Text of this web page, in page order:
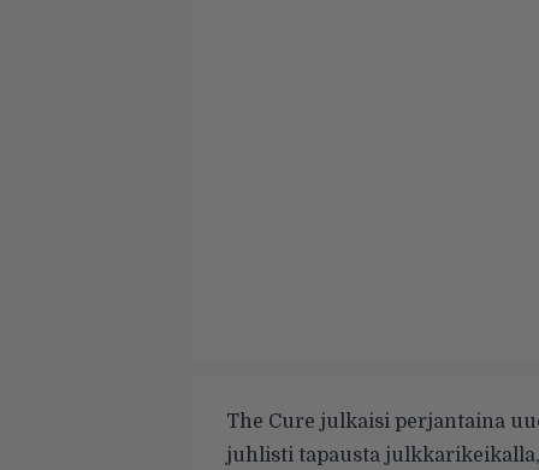
The Cure julkaisi perjantaina
juhlisti tapausta